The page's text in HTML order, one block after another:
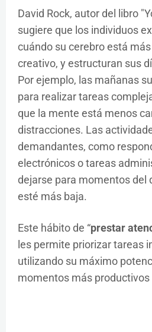
David Rock, autor del libro
sugiere que los individuos
cuándo su cerebro está
creativo, y estructuran sus
Por ejemplo, las mañanas
para realizar tareas
que la mente está menos
distracciones. Las
demandantes, como
electrónicos o tareas
dejarse para momentos del
esté más baja.
Este hábito de “prestar
les permite priorizar tareas
utilizando su máximo
momentos más productivos